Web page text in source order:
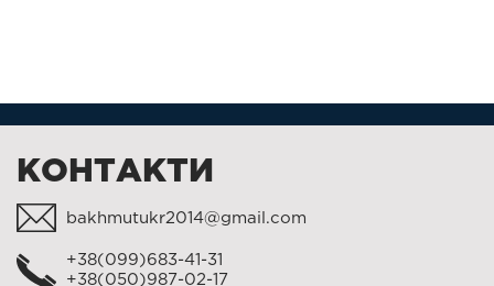
КОНТАКТИ
bakhmutukr2014@gmail.com
+38(099)683-41-31
+38(050)987-02-17